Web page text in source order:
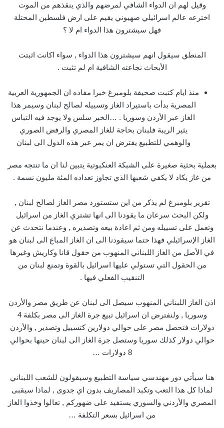
وقيل لهم ان الدواء الشافي لمرضهم والذي ينقذهم من الموت
اخترعه عالم اسرائيلي صهيوني يقيم على ارض فلسطين المحتلة
فهل سيشترون هذا الدواء ام لا ؟
المنطق سيقول انهم سيشترون هذا الدواء , سواء اكانت اثبتت
الأبحاث نجاعته الشافية ام لم تثبت .
منذ ايام كتبت صحيفة بلومبرغ خبرا مفاده ان الجمهورية العربية
المصرية بدأت باستيراد الغاز وتسييله لصالح لبنان وسيمر هذا
الغاز عبر الأردن وسوريا . …الخبر سلس ولا يوجد فيه التباس
يثير الريبة فلبنان بحاجة للغاز المصري والرفض الصوري
والوهمي للتطبيع يفترض ان يمر عبر هذه الدول الى لبنان
بعملية بحثية صغيرة على الشبكة العنكبوتية يتبين لنا ان ما تنتجه مصر
من غاز يكاد لا يكفي شعبها الذي تجاوز تعداده المئة مليون نسمة .
تقرير بلومبرغ لم يذكر من اين ستستورد مصر الغاز لصالح لبنان ,
ولكن البحث سرعان ما يقودنا الى انها تشتري الغاز من اسرائيل
وتعمل على تسييله ومن ثم اعادة بيعه وتصديره , وعندما نتحدث عن
الغاز الإسرائيلي فهذا حتما سيقودنا الى ان الغاز المباع الى لبنان هو
في الأصل من الغاز اللبناني المنهوب من حقول قانا وكاريش وغيرها
من الحقول التي تستولي عليها اسرائيل بالقوة وتمنع لبنان من
التنقيب الفعلي فيها .
اذن الغاز اللبناني المنهوب سيصل الى لبنان عن طريق مصر والأردن
وسوريا , ولنفترض ان اسرائيل تبيع جرة الغاز الى مصر بكلفة 4
دولارات فتحصل مصر على حوالي دولارين كتسييل وتصدير , والأردن
حوالي دولار كذلك سوريا وستصل جرة الغاز الى لبنان حينها بحوالي
8 دولارات …
هنا سيأتي دور مهندسي سياسة التطبيع وسيقولون للشعب اللبناني
لماذا كل هذا التعب وتكبد المصاريف بدون اي جدوى , لماذا سيقبى
المصري والأردني والسوري يستفيد على ضهوركم , تعالوا وخذوا الغاز
من اسرائيل بسعر التكلفة …